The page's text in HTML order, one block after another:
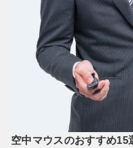
空中マウスのおすすめ